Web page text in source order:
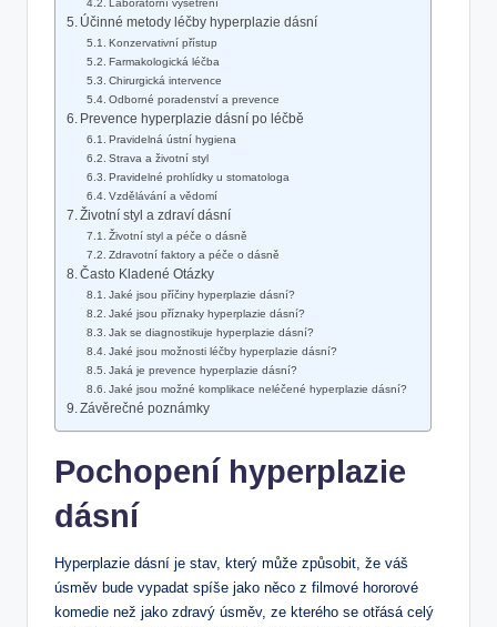
Laboratorní vyšetření
Účinné metody léčby hyperplazie dásní
Konzervativní přístup
Farmakologická léčba
Chirurgická intervence
Odborné poradenství a prevence
Prevence hyperplazie dásní po léčbě
Pravidelná ústní hygiena
Strava a životní styl
Pravidelné prohlídky u stomatologa
Vzdělávání a vědomí
Životní styl a zdraví dásní
Životní styl a péče o dásně
Zdravotní faktory a péče o dásně
Často Kladené Otázky
Jaké jsou příčiny hyperplazie dásní?
Jaké jsou příznaky hyperplazie dásní?
Jak se diagnostikuje hyperplazie dásní?
Jaké jsou možnosti léčby hyperplazie dásní?
Jaká je prevence hyperplazie dásní?
Jaké jsou možné komplikace neléčené hyperplazie dásní?
Závěrečné poznámky
Pochopení hyperplazie
dásní
Hyperplazie dásní je stav, který může způsobit, že váš
úsměv bude vypadat spíše jako něco z filmové hororové
komedie než jako zdravý úsměv, ze kterého se otřásá celý